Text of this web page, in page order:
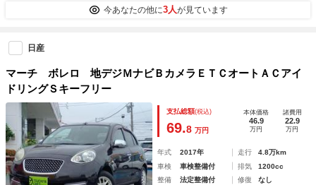
今あなたの他に3人が見ています
日産
マーチ ボレロ 地デジＭナビＢカメラＥＴＣオートＡＣアイ
ドリングＳキーフリー
支払総額(税込)
69.8 万円
本体価格
46.9
万円
諸費用
22.9
万円
年式 2017年 走行
4.8万km
車検
車検整備付 排気
1200cc
整備
法定整備付 修復
なし